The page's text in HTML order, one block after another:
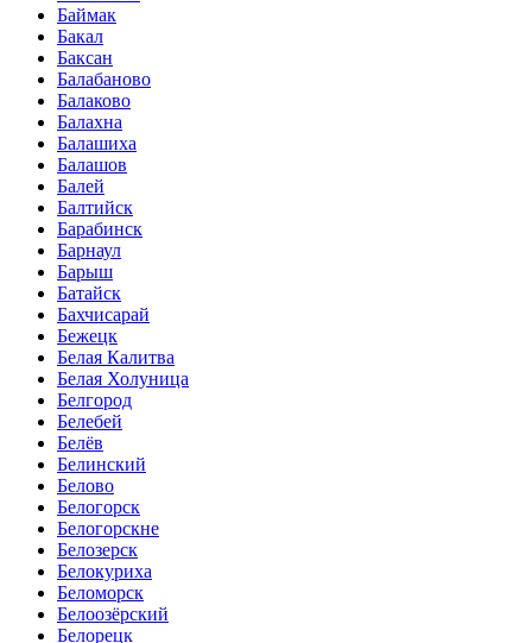
Баймак
Бакал
Баксан
Балабаново
Балаково
Балахна
Балашиха
Балашов
Балей
Балтийск
Барабинск
Барнаул
Барыш
Батайск
Бахчисарай
Бежецк
Белая Калитва
Белая Холуница
Белгород
Белебей
Белёв
Белинский
Белово
Белогорск
Белогорскне
Белозерск
Белокуриха
Беломорск
Белоозёрский
Белорецк